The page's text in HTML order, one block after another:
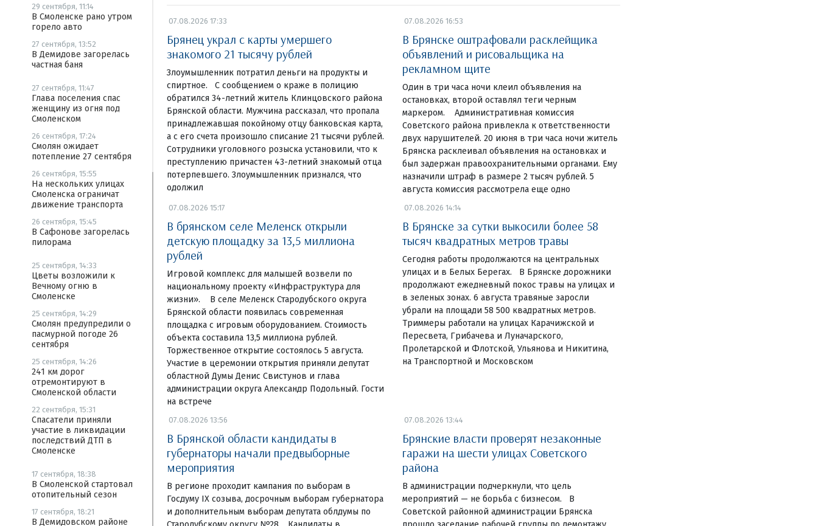
29 сентября, 11:14
В Смоленске рано утром
горело авто
27 сентября, 13:52
В Демидове загорелась
частная баня
27 сентября, 11:47
Глава поселения спас
женщину из огня под
Смоленском
26 сентября, 17:24
Смолян ожидает
потепление 27 сентября
26 сентября, 15:55
На нескольких улицах
Смоленска ограничат
движение транспорта
26 сентября, 15:45
В Сафонове загорелась
пилорама
25 сентября, 14:33
Цветы возложили к
Вечному огню в
Смоленске
25 сентября, 14:29
Смолян предупредили о
пасмурной погоде 26
сентября
25 сентября, 14:26
241 км дорог
отремонтируют в
Смоленской области
22 сентября, 15:31
Спасатели приняли
участие в ликвидации
последствий ДТП в
Смоленске
17 сентября, 18:38
В Смоленской стартовал
отопительный сезон
17 сентября, 18:21
В Демидовском районе
07.08.2026 17:33
Брянец украл с карты умершего
знакомого 21 тысячу рублей
Злоумышленник потратил деньги на продукты и
спиртное. С сообщением о краже в полицию
обратился 34-летний житель Клинцовского района
Брянской области. Мужчина рассказал, что пропала
принадлежавшая покойному отцу банковская карта,
а с его счета произошло списание 21 тысячи рублей.
Сотрудники уголовного розыска установили, что к
преступлению причастен 43-летний знакомый отца
потерпевшего. Злоумышленник признался, что
одолжил
07.08.2026 16:53
В Брянске оштрафовали расклейщика
объявлений и рисовальщика на
рекламном щите
Один в три часа ночи клеил объявления на
остановках, второй оставлял теги черным
маркером. Административная комиссия
Советского района привлекла к ответственности
двух нарушителей. 20 июня в три часа ночи житель
Брянска расклеивал объявления на остановках и
был задержан правоохранительными органами. Ему
назначили штраф в размере 2 тысяч рублей. 5
августа комиссия рассмотрела еще одно
07.08.2026 15:17
В брянском селе Меленск открыли
детскую площадку за 13,5 миллиона
рублей
Игровой комплекс для малышей возвели по
национальному проекту «Инфраструктура для
жизни». В селе Меленск Стародубского округа
Брянской области появилась современная
площадка с игровым оборудованием. Стоимость
объекта составила 13,5 миллиона рублей.
Торжественное открытие состоялось 5 августа.
Участие в церемонии открытия приняли депутат
областной Думы Денис Свистунов и глава
администрации округа Александр Подольный. Гости
на встрече
07.08.2026 14:14
В Брянске за сутки выкосили более 58
тысяч квадратных метров травы
Сегодня работы продолжаются на центральных
улицах и в Белых Берегах. В Брянске дорожники
продолжают ежедневный покос травы на улицах и
в зеленых зонах. 6 августа травяные заросли
убрали на площади 58 500 квадратных метров.
Триммеры работали на улицах Карачижской и
Пересвета, Грибачева и Луначарского,
Пролетарской и Флотской, Ульянова и Никитина,
на Транспортной и Московском
07.08.2026 13:56
В Брянской области кандидаты в
губернаторы начали предвыборные
мероприятия
В регионе проходит кампания по выборам в
Госдуму IX созыва, досрочным выборам губернатора
и дополнительным выборам депутата облдумы по
07.08.2026 13:44
Брянские власти проверят незаконные
гаражи на шести улицах Советского
района
В администрации подчеркнули, что цель
мероприятий — не борьба с бизнесом. В
Советской районной администрации Брянска